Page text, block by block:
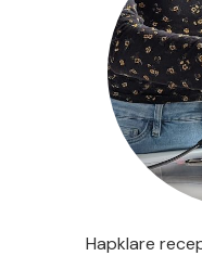
Hapklare